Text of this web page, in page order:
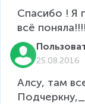
Спасибо ! Я
всё
25.08.2016
Алсу, там